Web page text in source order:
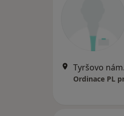
Tyršovo
Ordinace PL